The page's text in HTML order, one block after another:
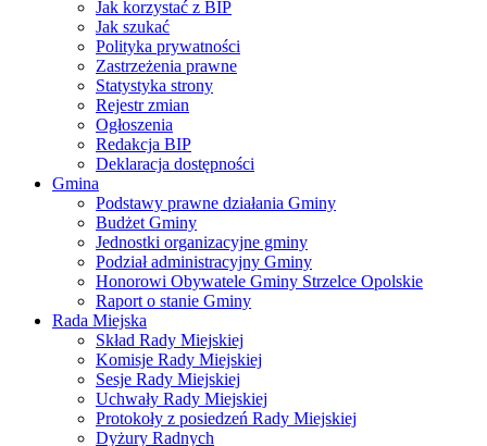
Jak korzystać z BIP
Jak szukać
Polityka prywatności
Zastrzeżenia prawne
Statystyka strony
Rejestr zmian
Ogłoszenia
Redakcja BIP
Deklaracja dostępności
Gmina
Podstawy prawne działania Gminy
Budżet Gminy
Jednostki organizacyjne gminy
Podział administracyjny Gminy
Honorowi Obywatele Gminy Strzelce Opolskie
Raport o stanie Gminy
Rada Miejska
Skład Rady Miejskiej
Komisje Rady Miejskiej
Sesje Rady Miejskiej
Uchwały Rady Miejskiej
Protokoły z posiedzeń Rady Miejskiej
Dyżury Radnych